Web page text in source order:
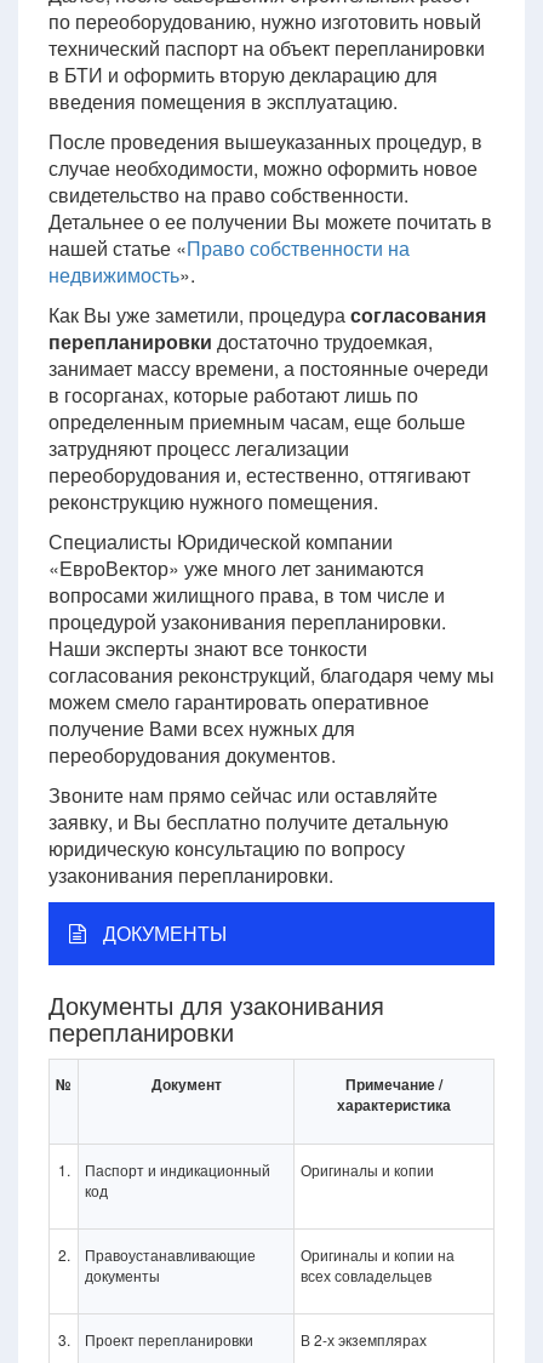
по переоборудованию, нужно изготовить новый
технический паспорт на объект перепланировки
в БТИ и оформить вторую декларацию для
введения помещения в эксплуатацию.
После проведения вышеуказанных процедур, в
случае необходимости, можно оформить новое
свидетельство на право собственности.
Детальнее о ее получении Вы можете почитать в
нашей статье «Право собственности на
недвижимость».
Как Вы уже заметили, процедурасогласования
перепланировки достаточно трудоемкая,
занимает массу времени, а постоянные очереди
в госорганах, которые работают лишь по
определенным приемным часам, еще больше
затрудняют процесс легализации
переоборудования и, естественно, оттягивают
реконструкцию нужного помещения.
Специалисты Юридической компании
«ЕвроВектор» уже много лет занимаются
вопросами жилищного права, в том числе и
процедурой узаконивания перепланировки.
Наши эксперты знают все тонкости
согласования реконструкций, благодаря чему мы
можем смело гарантировать оперативное
получение Вами всех нужных для
переоборудования документов.
Звоните нам прямо сейчас или оставляйте
заявку, и Вы бесплатно получите детальную
юридическую консультацию по вопросу
узаконивания перепланировки.
ДОКУМЕНТЫ
Документы для узаконивания
перепланировки
№ Документ
Примечание /
характеристика
1.
Паспорт и индикационный
код
Оригиналы и копии
2.
Правоустанавливающие
документы
Оригиналы и копии на
всех совладельцев
3. Проект перепланировки В 2-х экземплярах